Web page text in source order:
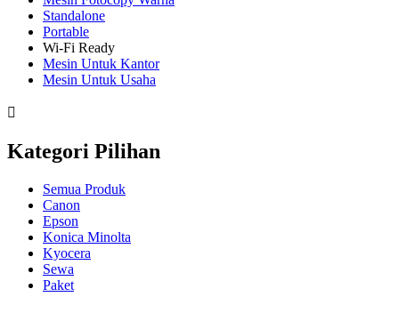
Standalone
Portable
Wi-Fi Ready
Mesin Untuk Kantor
Mesin Untuk Usaha
Kategori Pilihan
Semua Produk
Canon
Epson
Konica Minolta
Kyocera
Sewa
Paket